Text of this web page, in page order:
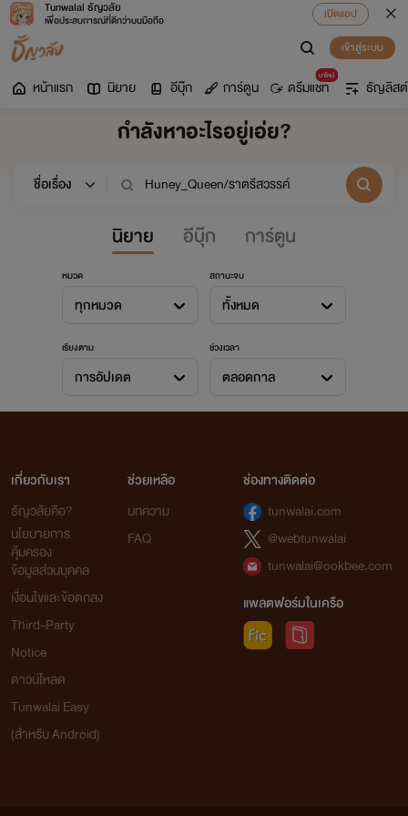
Tunwalai ธัญวลัย
เพื่อประสบการณ์ที่ดีกว่าบนมือถือ
เปิดแอป
เข้าสู่ระบบ
หน้าแรก นิยาย อีบุ๊ก การ์ตูน
มาใหม่
ดรีมแชท ธัญลิสต์
กำลังหาอะไรอยู่เอ่ย?
นิยาย อีบุ๊ก การ์ตูน
หมวด
ทุกหมวด
สถานะจบ
ทั้งหมด
เรียงตาม
การอัปเดต
ช่วงเวลา
ตลอดกาล
เกี่ยวกับเรา
ธัญวลัยคือ?
นโยบายการ
คุ้มครอง
ข้อมูลส่วนบุคคล
เงื่อนไขและข้อตกลง
Third-Party
Notice
ดาวน์โหลด
Tunwalai Easy
(สำหรับ Android)
ช่วยเหลือ
บทความ
FAQ
ช่องทางติดต่อ
tunwalai.com
@webtunwalai
tunwalai@ookbee.com
แพลตฟอร์มในเครือ